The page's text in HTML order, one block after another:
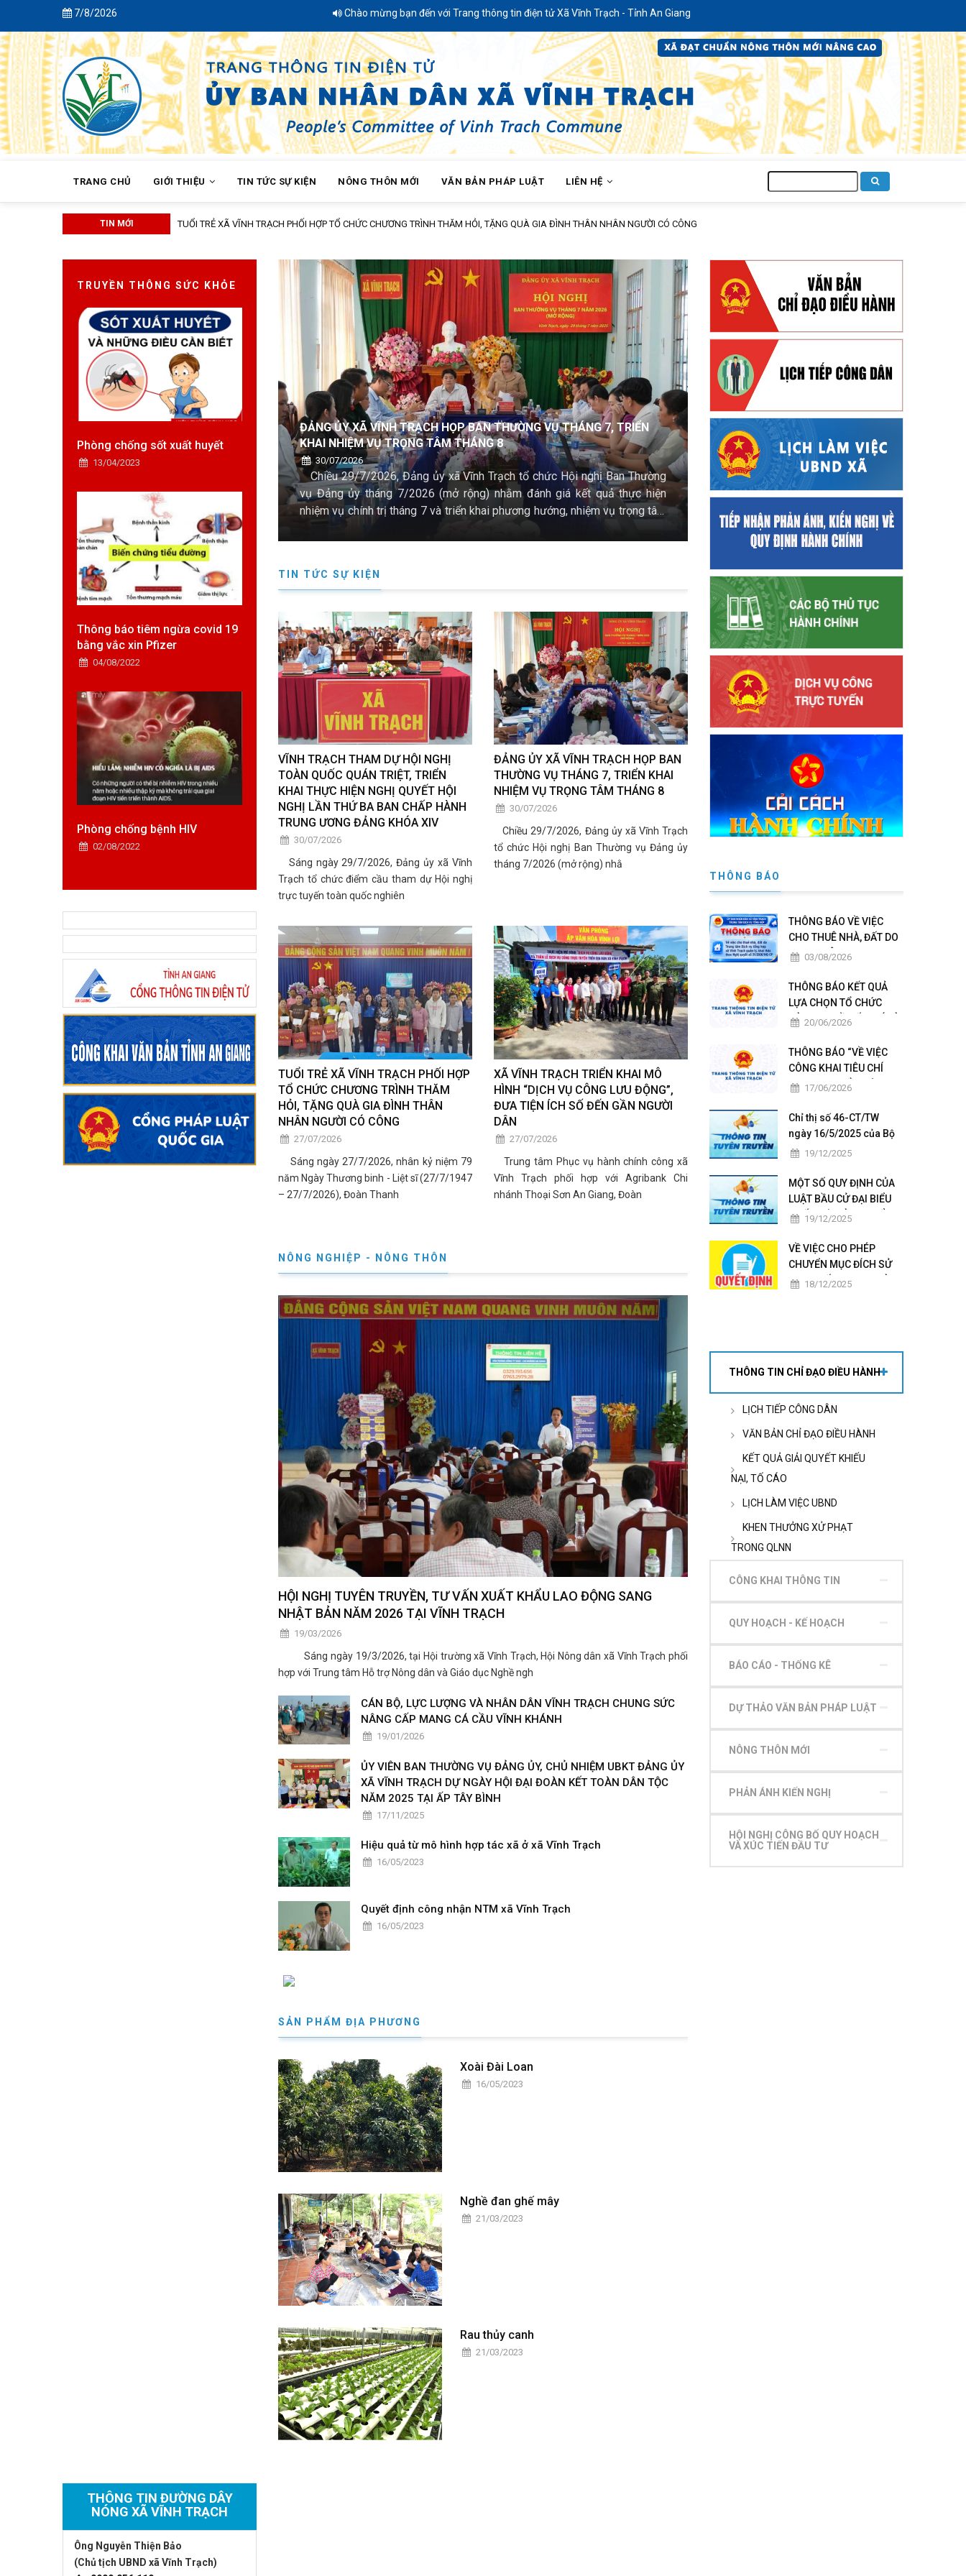
main
content
7/8/2026 Chào mừng bạn đến với Trang thông tin điện tử Xã Vĩnh Trạch - Tỉnh An Giang
NAVIGATION
TRANG CHỦ GIỚI THIỆU TIN TỨC SỰ KIỆN NÔNG THÔN MỚI VĂN BẢN PHÁP LUẬT LIÊN HỆ
kiếm
TIN MỚI ĐẢNG ỦY XÃ VĨNH TRẠCH HỌP BAN THƯỜNG VỤ THÁNG 7, TRIỂN KHAI NHIỆM VỤ TRỌNG TÂM THÁNG 8
TÂM THÁNG 8
(mở rộng) nhằm đánh giá kết quả thực hiện
7 và triển khai phương hướng, nhiệm vụ trọng tâm
TUỔI TRẺ XÃ VĨNH TRẠCH PHỐI HỢP TỔ CHỨC CHƯƠNG TRÌNH
THĂM HỎI, TẶNG QUÀ GIA ĐÌNH THÂN NHÂN NGƯỜI CÓ CÔNG
27/07/2026
Sáng ngày 27/7/2026, nhân kỷ niệm 79 năm Ngày Thương binh - Liệt sĩ
(27/7/1947 – 27/7/2026), Đoàn Thanh niên xã Vĩnh Trạch phối hợp với
Phòng Văn hóa Xã hội tổ chức "Chương trình thăm hỏi, tặng quà gia đình
thân nhân người có công" trên địa bàn xã.
XÃ VĨNH TRẠCH TRIỂN KHAI MÔ HÌNH “DỊCH
ĐƯA TIỆN ÍCH SỐ ĐẾN GẦN NGƯỜI DÂN
27/07/2026
Trung tâm Phục vụ hành chính công xã Vĩnh
Chi nhánh Thoại Sơn An Giang, Đoàn Thanh niên
và Tổ Công nghệ số cộng đồng xã tổ chức triển
công lưu động” tại ấp Vĩnh Lợi.
TIN TỨC SỰ KIỆN
VĨNH TRẠCH THAM DỰ HỘI NGHỊ
TOÀN QUỐC QUÁN TRIỆT, TRIỂN
KHAI THỰC HIỆN NGHỊ QUYẾT HỘI
NGHỊ LẦN THỨ BA BAN CHẤP HÀNH
TRUNG ƯƠNG ĐẢNG KHÓA XIV
30/07/2026
Sáng ngày 29/7/2026, Đảng ủy xã Vĩnh
Trạch tổ chức điểm cầu tham dự Hội nghị
trực tuyến toàn quốc nghiên
ĐẢNG ỦY XÃ VĨNH TRẠCH HỌP BAN
THƯỜNG VỤ THÁNG 7, TRIỂN KHAI
NHIỆM VỤ TRỌNG TÂM THÁNG 8
30/07/2026
Chiều 29/7/2026, Đảng ủy xã Vĩnh Trạch
tổ chức Hội nghị Ban Thường vụ Đảng ủy
tháng 7/2026 (mở rộng) nhằ
TUỔI TRẺ XÃ VĨNH TRẠCH PHỐI HỢP
TỔ CHỨC CHƯƠNG TRÌNH THĂM
HỎI, TẶNG QUÀ GIA ĐÌNH THÂN
NHÂN NGƯỜI CÓ CÔNG
27/07/2026
Sáng ngày 27/7/2026, nhân kỷ niệm 79
năm Ngày Thương binh - Liệt sĩ (27/7/1947
– 27/7/2026), Đoàn Thanh
XÃ VĨNH TRẠCH TRIỂN KHAI MÔ
HÌNH “DỊCH VỤ CÔNG LƯU ĐỘNG”,
ĐƯA TIỆN ÍCH SỐ ĐẾN GẦN NGƯỜI
DÂN
27/07/2026
Trung tâm Phục vụ hành chính công xã
Vĩnh Trạch phối hợp với Agribank Chi
nhánh Thoại Sơn An Giang, Đoàn
NÔNG NGHIỆP - NÔNG THÔN
HỘI NGHỊ TUYÊN TRUYỀN, TƯ VẤN XUẤT KHẨU LAO ĐỘNG SANG
NHẬT BẢN NĂM 2026 TẠI VĨNH TRẠCH
19/03/2026
Sáng ngày 19/3/2026, tại Hội trường xã Vĩnh Trạch, Hội Nông dân xã Vĩnh Trạch phối
hợp với Trung tâm Hỗ trợ Nông dân và Giáo dục Nghề ngh
CÁN BỘ, LỰC LƯỢNG VÀ NHÂN DÂN VĨNH TRẠCH CHUNG SỨC
NÂNG CẤP MANG CÁ CẦU VĨNH KHÁNH
19/01/2026
ỦY VIÊN BAN THƯỜNG VỤ ĐẢNG ỦY, CHỦ NHIỆM UBKT ĐẢNG ỦY
XÃ VĨNH TRẠCH DỰ NGÀY HỘI ĐẠI ĐOÀN KẾT TOÀN DÂN TỘC
NĂM 2025 TẠI ẤP TÂY BÌNH
17/11/2025
Hiệu quả từ mô hình hợp tác xã ở xã Vĩnh Trạch
16/05/2023
Quyết định công nhận NTM xã Vĩnh Trạch
16/05/2023
SẢN PHẨM ĐỊA PHƯƠNG
Xoài Đài Loan
16/05/2023
Nghề đan ghế mây
21/03/2023
Rau thủy canh
21/03/2023
TRUYỀN THÔNG SỨC KHỎE
Phòng chống sốt xuất huyết
13/04/2023
Thông báo tiêm ngừa covid 19
bằng vắc xin Pfizer
04/08/2022
Phòng chống bệnh HIV
02/08/2022
THÔNG BÁO
THÔNG BÁO VỀ VIỆC
CHO THUÊ NHÀ, ĐẤT DO
TRUNG TÂM DỊCH VỤ
TRẠCH QUẢN LÝ, KHAI
THÁC
03/08/2026
THÔNG BÁO KẾT QUẢ
LỰA CHỌN TỔ CHỨC
HÀNH NGHỀ ĐẤU GIÁ TÀI
20/06/2026
THÔNG BÁO “VỀ VIỆC
CÔNG KHAI TIÊU CHÍ
LỰA CHỌN TỔ CHỨC
SẢN”
17/06/2026
Chỉ thị số 46-CT/TW
ngày 16/5/2025 của Bộ
Chính trị về lãnh đạo
Quốc hội khóa XVI và
bầu cử đại biểu HĐND
các cấp nhiệm kỳ 2026-
19/12/2025
MỘT SỐ QUY ĐỊNH CỦA
LUẬT BẦU CỬ ĐẠI BIỂU
QUỐC HỘI VÀ ĐẠI BIỂU
19/12/2025
VỀ VIỆC CHO PHÉP
CHUYỂN MỤC ĐÍCH SỬ
DỤNG ĐẤT - PHẠM HÀ
18/12/2025
THÔNG TIN CHỈ ĐẠO ĐIỀU HÀNH
LỊCH TIẾP CÔNG DÂN
VĂN BẢN CHỈ ĐẠO ĐIỀU HÀNH
KẾT QUẢ GIẢI QUYẾT KHIẾU
NẠI, TỐ CÁO
LỊCH LÀM VIỆC UBND
KHEN THƯỞNG XỬ PHẠT
TRONG QLNN
CÔNG KHAI THÔNG TIN
QUY HOẠCH - KẾ HOẠCH
BÁO CÁO - THỐNG KÊ
DỰ THẢO VĂN BẢN PHÁP LUẬT
NÔNG THÔN MỚI
PHẢN ÁNH KIẾN NGHỊ
HỘI NGHỊ CÔNG BỐ QUY HOẠCH
VÀ XÚC TIẾN ĐẦU TƯ
THÔNG TIN ĐƯỜNG DÂY
NÓNG XÃ VĨNH TRẠCH
Ông Nguyễn Thiện Bảo
(Chủ tịch UBND xã Vĩnh Trạch)